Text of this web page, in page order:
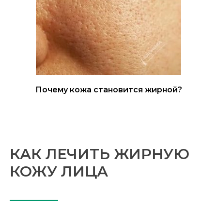
Почему кожа становится жирной?
КАК ЛЕЧИТЬ ЖИРНУЮ
КОЖУ ЛИЦА
Наш сайт собирает
метрические данные (cookie).
Продолжая работу, вы
соглашаетесь на обработку
персональных данных в